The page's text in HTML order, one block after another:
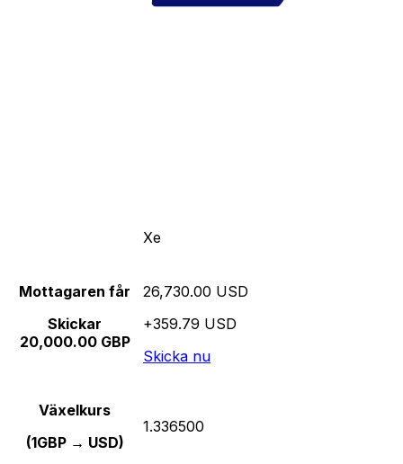
Xe
Mottagaren får
Skickar
20,000.00 GBP
26,730.00 USD
+359.79 USD
Skicka nu
Växelkurs
(1GBP → USD)
1.336500